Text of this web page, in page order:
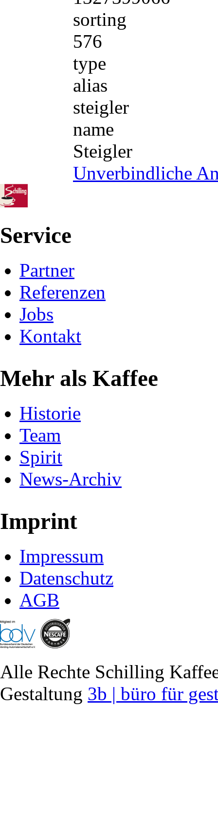
sorting
576
type
alias
steigler
name
Steigler
Unverbindliche
Service
Partner
Referenzen
Jobs
Kontakt
Mehr als Kaffee
Historie
Team
Spirit
News-Archiv
Imprint
Impressum
Datenschutz
AGB
Alle Rechte Schilling
Gestaltung 3b | büro für